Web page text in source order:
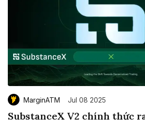
MarginATM Jul 08 2025
SubstanceX V2 chính thức